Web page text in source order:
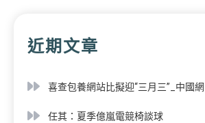
近期文章
喜查包養網站比擬迎“三月三”_中國網
任其：夏季億嵐電競椅談球